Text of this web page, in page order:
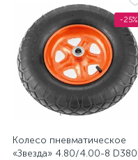
-25%
Колесо пневматическое
«Звезда» 4.80/4.00-8 D380